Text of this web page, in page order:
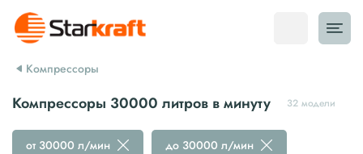
Компрессоры
Компрессоры 30000 литров в минуту 32 модели
от 30000 л/мин до 30000 л/мин